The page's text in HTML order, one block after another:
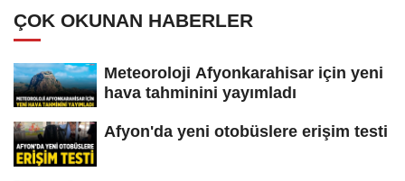
ÇOK OKUNAN HABERLER
Meteoroloji Afyonkarahisar için yeni
hava tahminini yayımladı
Afyon'da yeni otobüslere erişim testi